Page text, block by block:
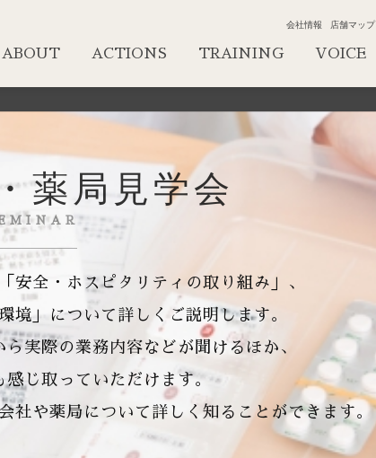
会社情報 店舗マップ
ABOUT ACTIONS TRAINING VOICE
・薬局見学会
安全・ホスピタリティの取り組み」、
境」について詳しくご説明します。
実際の業務内容などが聞けるほか、
感じ取っていただけます。
社や薬局について詳しく知ることができます。